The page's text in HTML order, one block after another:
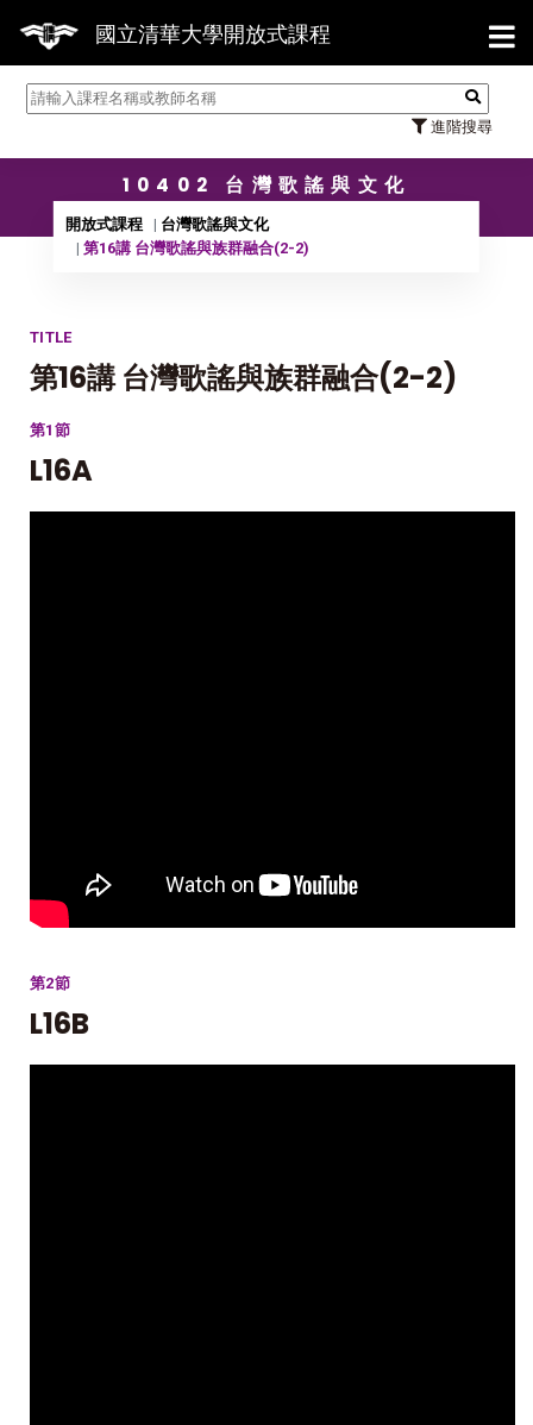
國立清華大學開放式課程
進階搜尋
【7/31】
10402 台灣歌謠與文化
開放式課程
台灣歌謠與文化
第16講 台灣歌謠與族群融合(2-2)
TITLE
第16講 台灣歌謠與族群融合(2-2)
第1節
L16A
第2節
L16B